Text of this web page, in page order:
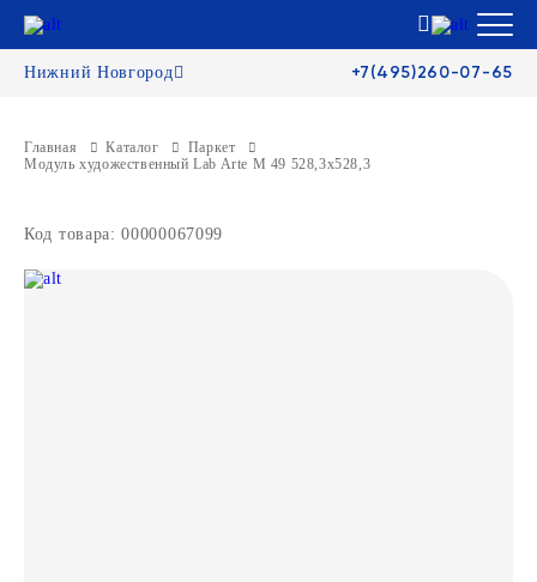
Нижний Новгород +7(495)260-07-65
Главная Каталог
Паркет
Модуль художественный Lab Arte М 49 528,3х528,3
Код товара: 00000067099